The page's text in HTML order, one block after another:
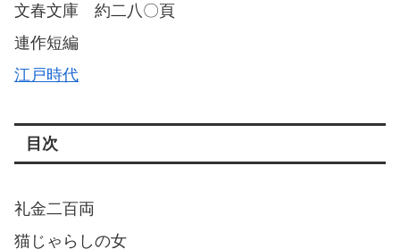
文春文庫 約二八〇頁
連作短編
江戸時代
目次
礼金二百両
猫じゃらしの女